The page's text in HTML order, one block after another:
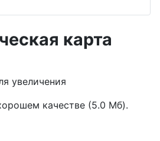
карта
увеличения
качестве (5.0 Мб).